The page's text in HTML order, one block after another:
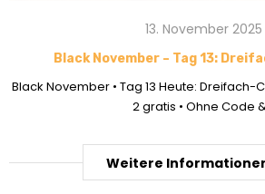
13. November 2025
Black November – Tag 13:
Black November • Tag 13 Heute: Dreifach-
2 gratis • Ohne Code
Weitere